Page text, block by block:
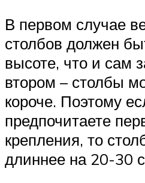
В первом случае
столбов должен
высоте, что и сам
втором – столбы
короче. Поэтому
предпочитаете
крепления, то
длиннее на 20-30